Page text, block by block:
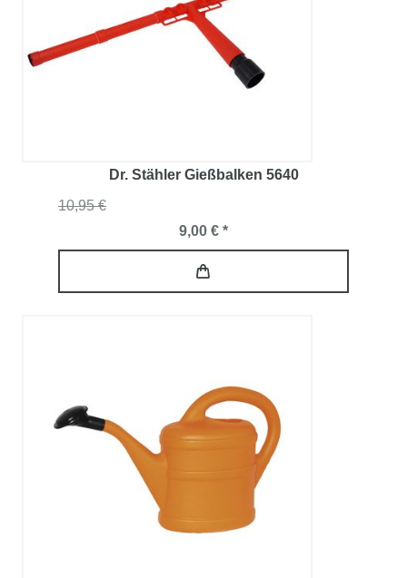
Dr. Stähler Gießbalken 5640
10,95 €
9,00 € *